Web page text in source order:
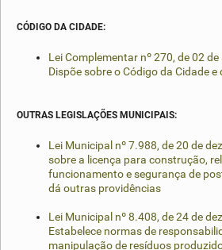
CÓDIGO DA CIDADE:
Lei Complementar nº 270, de 02
Dispõe sobre o Código da Cidade
OUTRAS LEGISLAÇÕES MUNICIPAIS:
Lei Municipal nº 7.988, de 20 de
sobre a licença para construção,
funcionamento e segurança de
dá outras providências
Lei Municipal nº 8.408, de 24 de
Estabelece normas de
manipulação de resíduos